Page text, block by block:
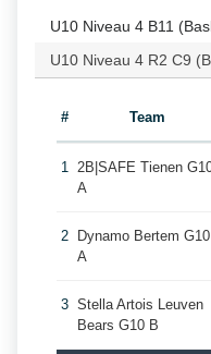
U10 Niveau 4 B11
U10 Niveau 4 R2 C9
# Team
1 2B|SAFE Tienen
A
2
Dynamo Bertem G10
A
3 Stella Artois Leuven
Bears G10 B